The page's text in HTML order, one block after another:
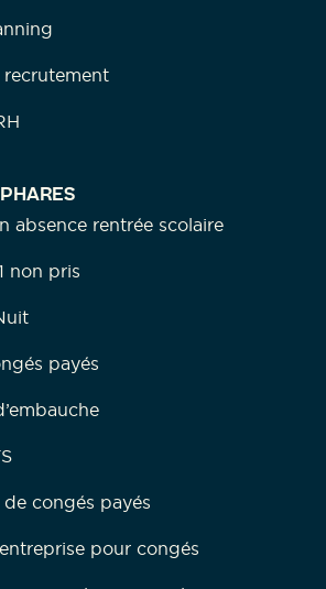
absence rentrée scolaire
non pris
payés
congés payés
pour congés